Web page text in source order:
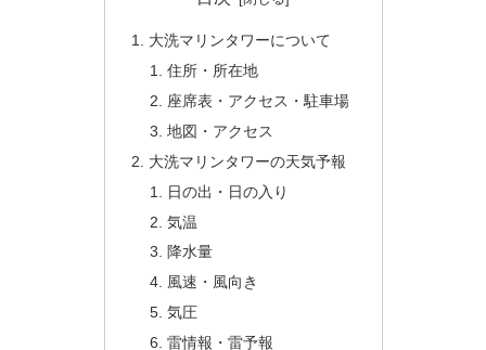
大洗マリンタワーについて
住所・所在地
座席表・アクセス・駐車場
地図・アクセス
大洗マリンタワーの天気予報
日の出・日の入り
気温
降水量
風速・風向き
気圧
雷情報・雷予報